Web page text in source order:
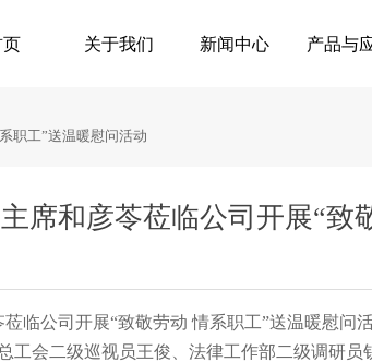
页 关于我们 新闻中心 产品与
席和彦苓莅临公司开展“致
临公司开展“致敬劳动 情系职工”送温暖慰
会二级巡视员王俊、法律工作部二级调研
职工”送温暖慰问活动